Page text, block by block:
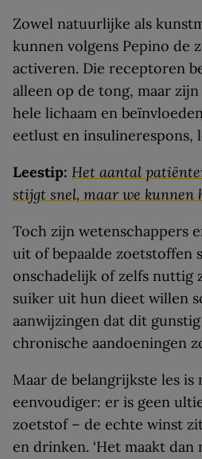
Zowel natuurlijke als
kunnen volgens Pepino de
activeren. Die receptoren
alleen op de tong, maar
hele lichaam en
eetlust en insulinerespons,
Leestip: Het aantal
stijgt snel, maar we kunnen
Toch zijn wetenschappers
uit of bepaalde zoetstoffen
onschadelijk of zelfs nuttig
suiker uit hun dieet willen
aanwijzingen dat dit
chronische aandoeningen
Maar de belangrijkste les is
eenvoudiger: er is geen
zoetstof – de echte winst
en drinken. ‘Het maakt